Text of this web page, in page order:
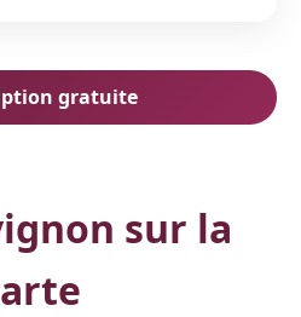
gratuite
sur la